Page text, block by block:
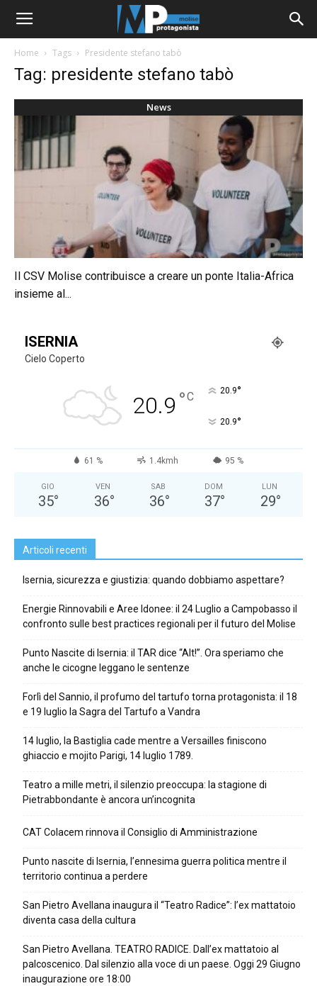
Home Tags Presidente stefano tabò
Tag: presidente stefano tabò
News
Il CSV Molise contribuisce a creare un ponte Italia-Africa
insieme al...
ISERNIA
Cielo Coperto
20.9 °C 20.9°
20.9°
61 % 1.4kmh 95 %
GIO
35°
VEN
36°
SAB
36°
DOM
37°
LUN
29°
Articoli recenti
Isernia, sicurezza e giustizia: quando dobbiamo aspettare?
Energie Rinnovabili e Aree Idonee: il 24 Luglio a Campobasso il
confronto sulle best practices regionali per il futuro del Molise
Punto Nascite di Isernia: il TAR dice “Alt!”. Ora speriamo che
anche le cicogne leggano le sentenze
Forlì del Sannio, il profumo del tartufo torna protagonista: il 18
e 19 luglio la Sagra del Tartufo a Vandra
14 luglio, la Bastiglia cade mentre a Versailles finiscono
ghiaccio e mojito Parigi, 14 luglio 1789.
Teatro a mille metri, il silenzio preoccupa: la stagione di
Pietrabbondante è ancora un’incognita
CAT Colacem rinnova il Consiglio di Amministrazione
Punto nascite di Isernia, l’ennesima guerra politica mentre il
territorio continua a perdere
San Pietro Avellana inaugura il “Teatro Radice”: l’ex mattatoio
diventa casa della cultura
San Pietro Avellana. TEATRO RADICE. Dall’ex mattatoio al
palcoscenico. Dal silenzio alla voce di un paese. Oggi 29 Giugno
inaugurazione ore 18:00